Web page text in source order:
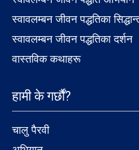
स्वावलम्बन जीवन पद्धतिका
स्वावलम्बन जीवन पद्धतिका दर्शन
वास्तविक कथाहरू
हामी के गर्छौं?
चालु पैरवी